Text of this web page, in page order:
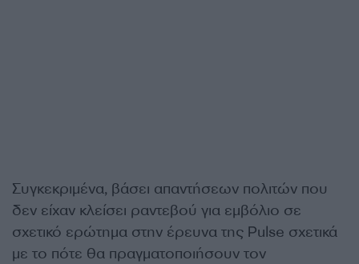
Συγκεκριμένα, βάσει απαντήσεων πολιτών που
δεν είχαν κλείσει ραντεβού για εμβόλιο σε
σχετικό ερώτημα στην έρευνα της Pulse σχετικά
με το πότε θα πραγματοποιήσουν τον